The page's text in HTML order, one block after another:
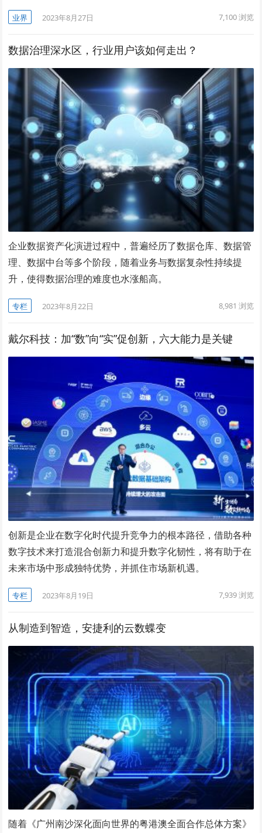
业界 2023年8月27日 7,100浏览
数据治理深水区，行业用户该如何走出？
企业数据资产化演进过程中，普遍经历了数据仓库、数据管
理、数据中台等多个阶段，随着业务与数据复杂性持续提
升，使得数据治理的难度也水涨船高。
专栏 2023年8月22日 8,981 浏览
戴尔科技：加“数”向“实”促创新，六大能力是关键
创新是企业在数字化时代提升竞争力的根本路径，借助各种
数字技术来打造混合创新力和提升数字化韧性，将有助于在
未来市场中形成独特优势，并抓住市场新机遇。
专栏 2023年8月19日 7,939浏览
从制造到智造，安捷利的云数蝶变
随着《广州南沙深化面向世界的粤港澳全面合作总体方案》